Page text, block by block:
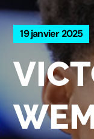
19 janvier 2025